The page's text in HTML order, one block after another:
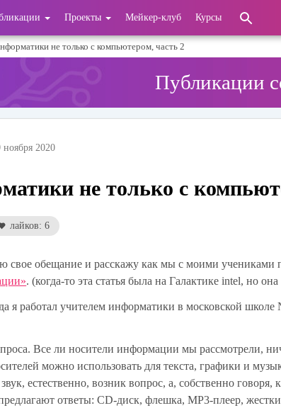
Проекты Мейкер-клуб Курсы
не только с компьютером, часть 2
Публикации
ноября 2020
не только с
лайков: 6
свое обещание и расскажу как мы с моими учениками
. (когда-то эта статья была на Галактике intel, но
я работал учителем информатики в московской
Все ли носители информации мы рассмотрели,
можно использовать для текста, графики и
естественно, возник вопрос, а, собственно
ответы: CD-диск, флешка, MP3-плеер,